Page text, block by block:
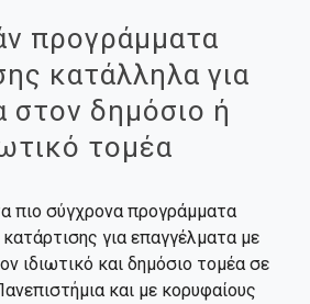
προγράμματα
κατάλληλα για
στον δημόσιο ή
τομέα
πιο σύγχρονα προγράμματα
για επαγγέλματα με
ιδιωτικό και δημόσιο τομέα σε
και με κορυφαίους